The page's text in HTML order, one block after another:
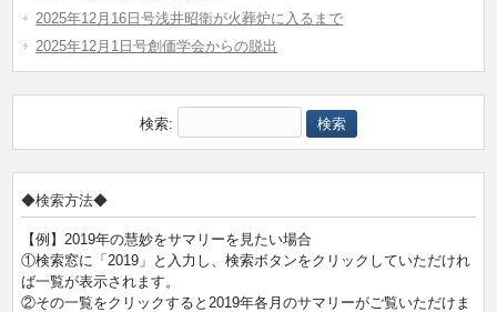
2025年12月16日号浅井昭衛が火葬炉に入るまで
2025年12月1日号創価学会からの脱出
検索:
◆検索方法◆
【例】2019年の慧妙をサマリーを見たい場合
①検索窓に「2019」と入力し、検索ボタンをクリックしていただけれ
ば一覧が表示されます。
②その一覧をクリックすると2019年各月のサマリーがご覧いただけま